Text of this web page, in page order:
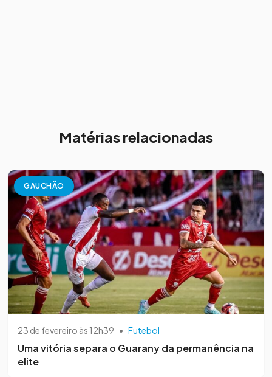
Matérias relacionadas
GAUCHÃO
23 de fevereiro às 12h39 • Futebol
Uma vitória separa o Guarany da permanência na
elite